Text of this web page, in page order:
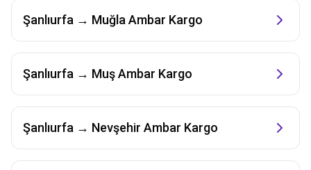
Şanlıurfa → Muğla Ambar Kargo
Şanlıurfa → MuşAmbar Kargo
Şanlıurfa → Nevşehir Ambar Kargo